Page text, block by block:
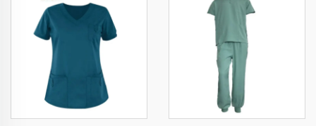
uniform dla pielęgniarki